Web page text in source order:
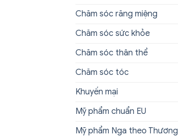
Chăm sóc răng miệng
Chăm sóc sức khỏe
Chăm sóc thân thể
Chăm sóc tóc
Khuyến mại
Mỹ phẩm chuẩn EU
Mỹ phẩm Nga theo Thương